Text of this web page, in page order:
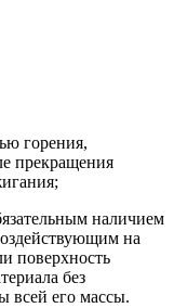
горения,
прекращения
наличием
на
поверхность
без
всей его массы.